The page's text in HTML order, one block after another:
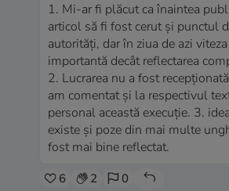
1. Mi-ar fi plăcut ca înaintea
articol să fi fost cerut și punctul
autorități, dar în ziua de azi
importantă decât reflectarea
2. Lucrarea nu a fost
am comentat și la respectivul
personal această execuție. 3.
existe și poze din mai multe
fost mai bine reflectat.
6 2 0